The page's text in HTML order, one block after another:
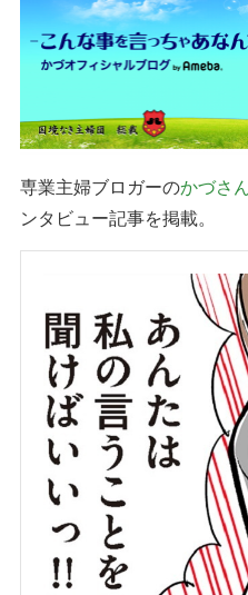
専業主婦ブロガーのかづさ
ンタビュー記事を掲載。